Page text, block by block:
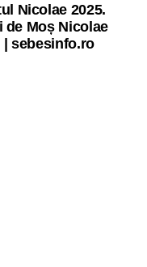
Nicolae 2025.
de Moș Nicolae
sebesinfo.ro